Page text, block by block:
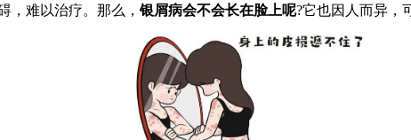
，难以治疗。那么，银屑病会不会长在脸上呢?它也因人而异，